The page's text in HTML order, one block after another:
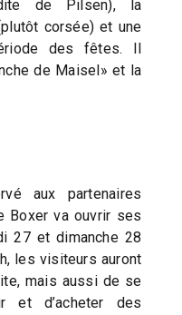
de Pilsen), la
corsée) et une
des fêtes. Il
de Maisel» et la
aux partenaires
Boxer va ouvrir ses
27 et dimanche 28
les visiteurs auront
mais aussi de se
et d’acheter des